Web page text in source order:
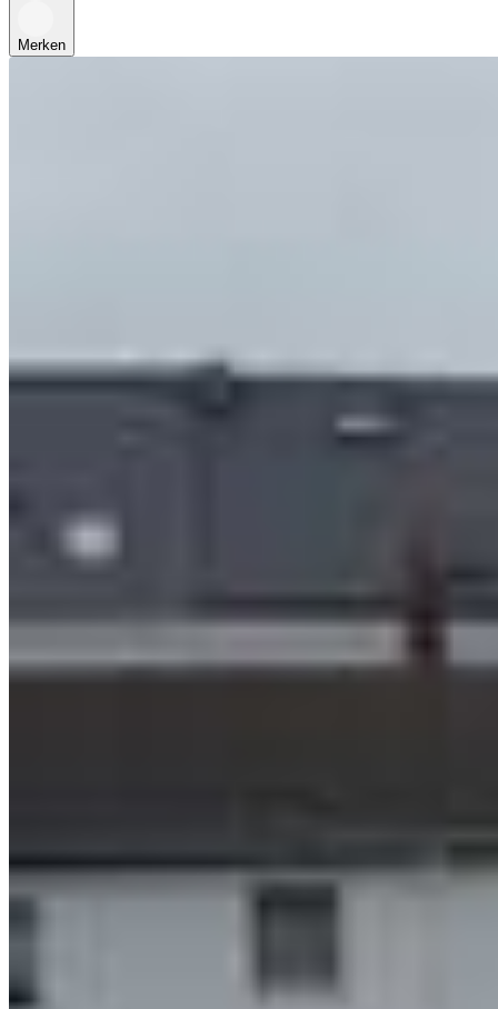
Merken